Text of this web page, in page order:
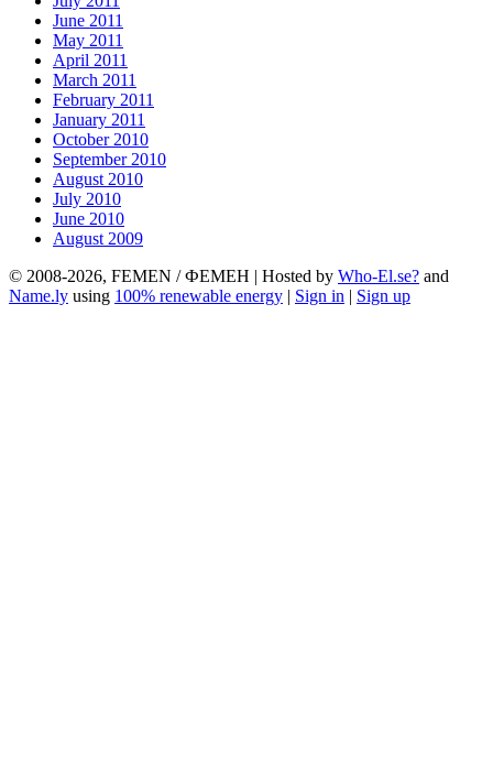
June 2011
May 2011
April 2011
March 2011
February 2011
January 2011
October 2010
September 2010
August 2010
July 2010
June 2010
August 2009
© 2008-2026, FEMEN / ФЕМЕН | Hosted by Who-El.se? and
Name.ly using 100% renewable energy | Sign in | Sign up